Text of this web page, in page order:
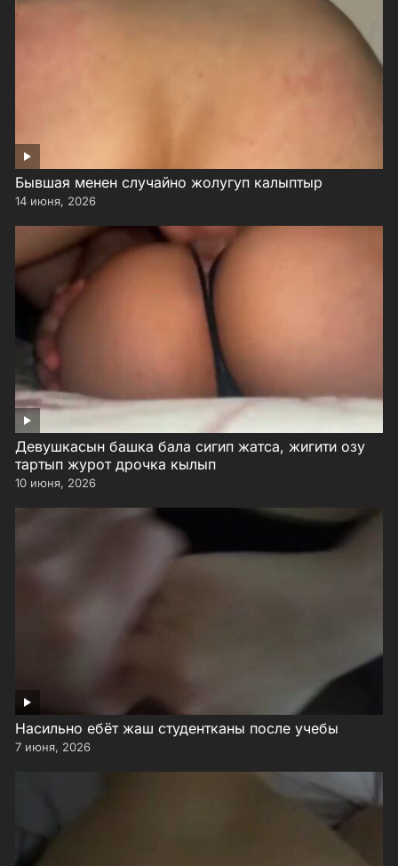
Бывшая менен случайно жолугуп калыптыр
14 июня, 2026
Девушкасын башка бала сигип жатса, жигити озу
тартып журот дрочка кылып
10 июня, 2026
Насильно ебёт жаш студентканы после учебы
7 июня, 2026